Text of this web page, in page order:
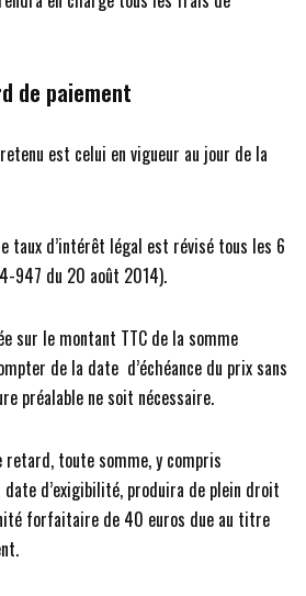
de paiement
est celui en vigueur au jour de la
taux d’intérêt légal est révisé tous les 6
947 du 20 août 2014).
sur le montant TTC de la somme
de la date d’échéance du prix sans
préalable ne soit nécessaire.
retard, toute somme, y compris
date d’exigibilité, produira de plein droit
forfaitaire de 40 euros due au titre